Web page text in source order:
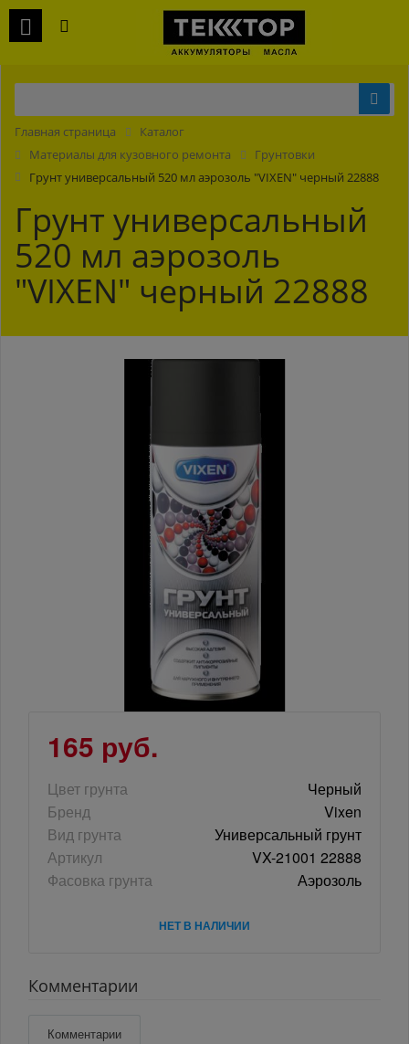
Главная страница
Каталог
Материалы для кузовного ремонта
Грунтовки
Грунт универсальный 520 мл аэрозоль "VIXEN" черный 22888
Грунт универсальный
520 мл аэрозоль
"VIXEN" черный 22888
165 руб.
Цвет грунта
Черный
Бренд
Vixen
Вид грунта
Универсальный грунт
Артикул
VX-21001 22888
Фасовка грунта
Аэрозоль
НЕТ В НАЛИЧИИ
Комментарии
Комментарии